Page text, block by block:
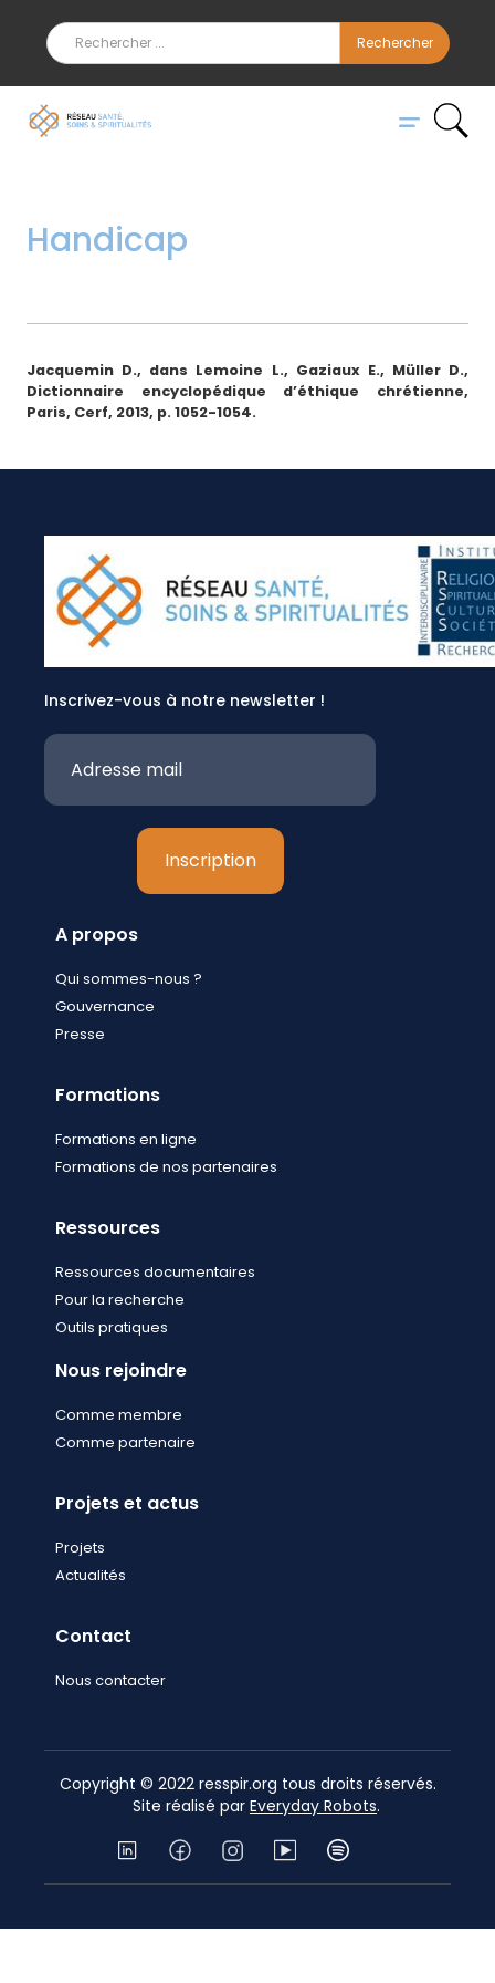
Handicap
Jacquemin D., dans Lemoine L., Gaziaux E., Müller D.,
Dictionnaire encyclopédique d’éthique chrétienne,
Paris, Cerf, 2013, p. 1052-1054.
Inscrivez-vous à notre newsletter !
A propos
Qui sommes-nous ?
Gouvernance
Presse
Formations
Formations en ligne
Formations de nos partenaires
Ressources
Ressources documentaires
Pour la recherche
Outils pratiques
Nous rejoindre
Comme membre
Comme partenaire
Projets et actus
Projets
Actualités
Contact
Nous contacter
Copyright © 2022 resspir.org tous droits réservés.
Site réalisé par Everyday Robots.